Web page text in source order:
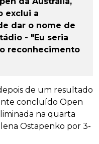
exclui a
dar o nome de
- "Eu seria
reconhecimento
de um resultado
concluído Open
na quarta
Ostapenko por 3-